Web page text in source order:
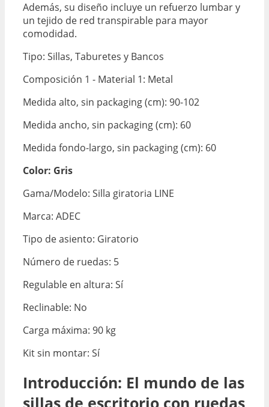
Además, su diseño incluye un refuerzo lumbar y
un tejido de red transpirable para mayor
comodidad.
Tipo: Sillas, Taburetes y Bancos
Composición 1 - Material 1: Metal
Medida alto, sin packaging (cm): 90-102
Medida ancho, sin packaging (cm): 60
Medida fondo-largo, sin packaging (cm): 60
Color: Gris
Gama/Modelo: Silla giratoria LINE
Marca: ADEC
Tipo de asiento: Giratorio
Número de ruedas: 5
Regulable en altura: Sí
Reclinable: No
Carga máxima: 90 kg
Kit sin montar: Sí
Introducción: El mundo de las
sillas de escritorio con ruedas